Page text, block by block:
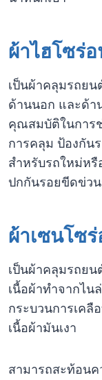
ผ้าไฮโซร่
เป็นผ้าคลุมรถยน
ด้านนอก และด้า
คุณสมบัติในการ
การคลุม ป้องกัน
สำหรับรถใหม่ห
ปกกันรอยขีดข่ว
ผ้าเซนโซ
เป็นผ้าคลุมรถย
เนื้อผ้าทำจากไ
กระบวนการเคลื
เนื้อผ้ามันเงา
สามารถสะท้อน